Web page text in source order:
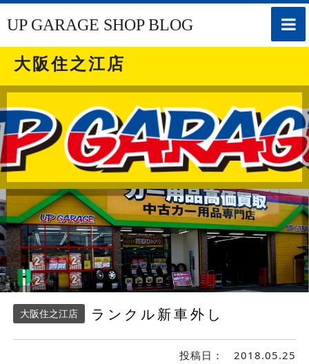
toggle
UP GARAGE SHOP BLOG
大阪住之江店
大阪住之江店 ランクル新車外し
投稿日： 2018.05.25